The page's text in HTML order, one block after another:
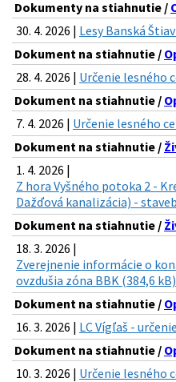
Dokumenty na stiahnutie /
30. 4. 2026 | Lesy Banská
Dokument na stiahnutie /
28. 4. 2026 | Určenie lesného
Dokument na stiahnutie /
7. 4. 2026 | Určenie lesného
Dokument na stiahnutie /
1. 4. 2026 |
Z hora Vyšného potoka 2 -
Dažďová kanalizácia) -
Dokument na stiahnutie /
18. 3. 2026 |
Zverejnenie informácie o
ovzdušia zóna BBK (384,6 kB)
Dokument na stiahnutie /
16. 3. 2026 | LC Vígľaš -
Dokument na stiahnutie /
10. 3. 2026 | Určenie lesného